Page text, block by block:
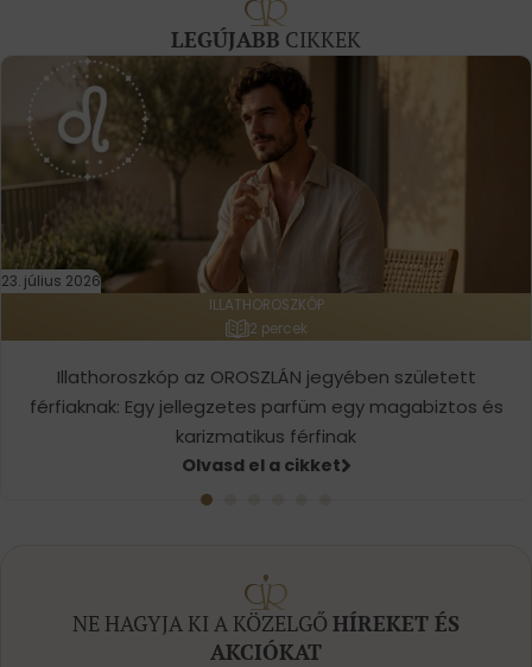
LEGÚJABB CIKKEK
23. július 2026
ILLATHOROSZKÓP
2 percek
Illathoroszkóp az OROSZLÁN jegyében született
férfiaknak: Egy jellegzetes parfüm egy magabiztos és
karizmatikus férfinak
Olvasd el a cikket
NE HAGYJA KI A KÖZELGŐ HÍREKET ÉS
AKCIÓKAT